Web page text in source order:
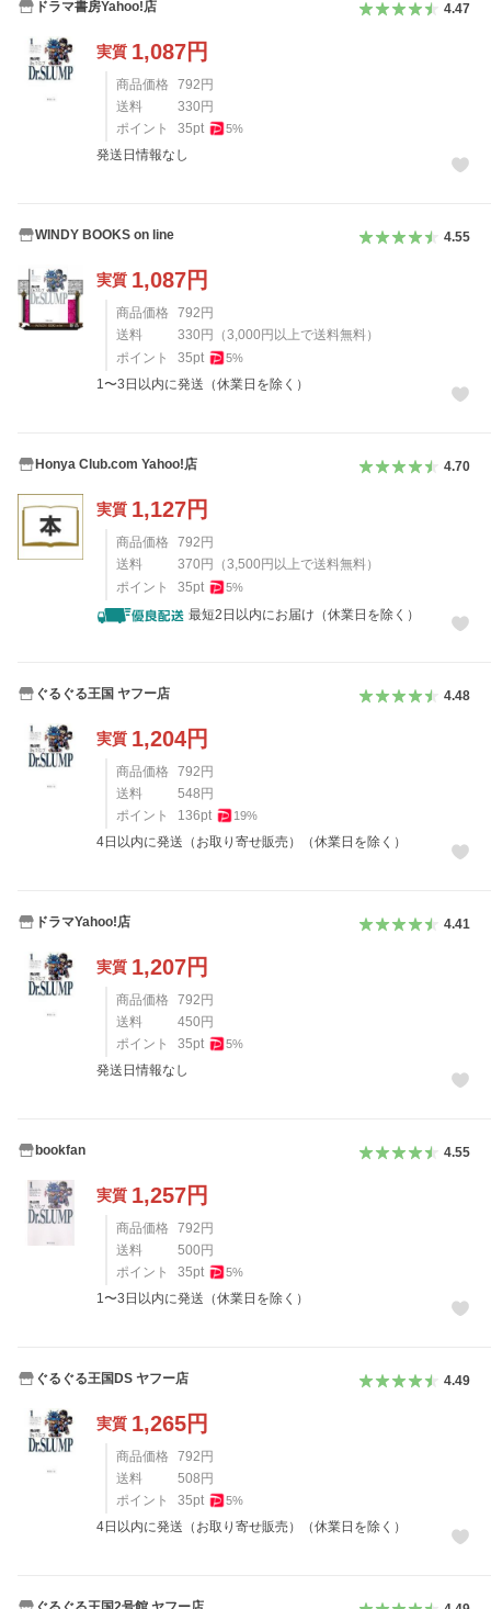
ドラマ書房Yahoo!店 4.47
実質 1,087円
商品価格 792 円
送料
330 円
ポイント
35pt 5%
発送日情報なし
WINDY BOOKS on line 4.55
実質 1,087円
商品価格 792 円
送料
330 円 （3,000 円以上で送料無料）
ポイント
35pt 5%
1〜3日以内に発送（休業日を除く）
Honya Club.com Yahoo!店 4.70
実質 1,127円
商品価格 792 円
送料
370 円 （3,500 円以上で送料無料）
ポイント
35pt 5%
最短2日以内にお届け（休業日を除く）
ぐるぐる王国 ヤフー店 4.48
実質 1,204円
商品価格 792 円
送料
548 円
ポイント
136pt 19%
4日以内に発送（お取り寄せ販売）（休業日を除く）
ドラマYahoo!店 4.41
実質 1,207円
商品価格 792 円
送料
450 円
ポイント
35pt 5%
発送日情報なし
bookfan 4.55
実質 1,257円
商品価格 792 円
送料
500 円
ポイント
35pt 5%
1〜3日以内に発送（休業日を除く）
ぐるぐる王国DS ヤフー店 4.49
実質 1,265円
商品価格 792 円
送料
508 円
ポイント
35pt 5%
4日以内に発送（お取り寄せ販売）（休業日を除く）